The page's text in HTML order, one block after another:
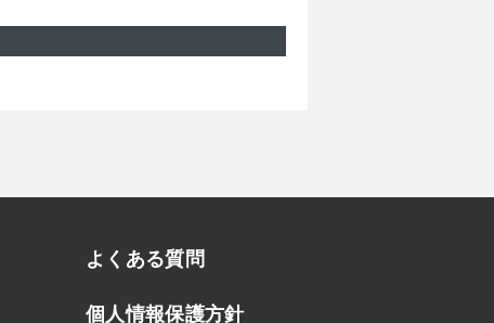
よくある質問
個人情報保護方針